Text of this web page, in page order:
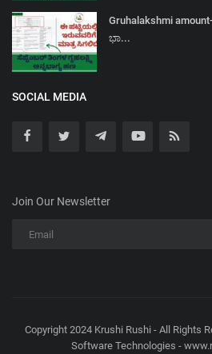
Gruhalakshmi
ಭಾ...
SOCIAL MEDIA
Join Our Newsletter
Copyright 2024 Krushi Rushi - All Rights
Software Technologies -